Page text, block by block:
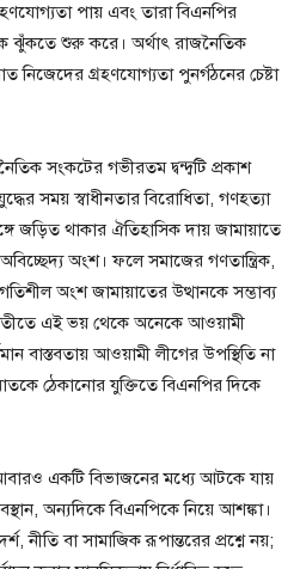
পায় এবং তারা বিএনপির
ঝুঁকতে শুরু করে। অর্থাৎ রাজনৈতিক
নিজেদের গ্রহণযোগ্যতা পুনর্গঠনের চেষ্টা
সংকটের গভীরতম দ্বন্দ্বটি প্রকাশ
সময় স্বাধীনতার বিরোধিতা, গণহত্যা
জড়িত থাকার ঐতিহাসিক দায় জামায়াতে
অংশ। ফলে সমাজের গণতান্ত্রিক,
অংশ জামায়াতের উত্থানকে সম্ভাব্য
এই ভয় থেকে অনেকে আওয়ামী
বাস্তবতায় আওয়ামী লীগের উপস্থিতি না
ঠেকানোর যুক্তিতে বিএনপির দিকে
একটি বিভাজনের মধ্যে আটকে যায়
অন্যদিকে বিএনপিকে নিয়ে আশঙ্কা।
নীতি বা সামাজিক রূপান্তরের প্রশ্নে নয়;